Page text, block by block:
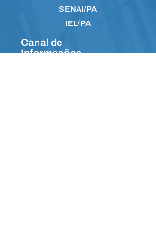
SENAI/PA
IEL/PA
Canal de
Informações